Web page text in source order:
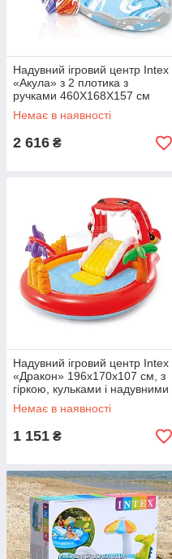
Надувний ігровий центр Intex
«Акула» з 2 плотика з
ручками 460X168X157 см
(57159)
Немає в наявності
2 616 ₴
Надувний ігровий центр Intex
«Дракон» 196х170х107 см, з
гіркою, кульками і надувними
кільцями 150 л (57163)
Немає в наявності
1 151 ₴